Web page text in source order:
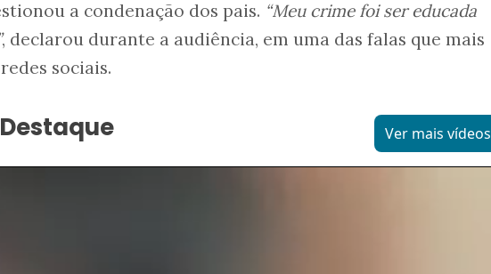
a condenação dos pais. “Meu crime foi ser educada
, declarou durante a audiência, em uma das falas que mais
sociais.
Ver mais vídeos